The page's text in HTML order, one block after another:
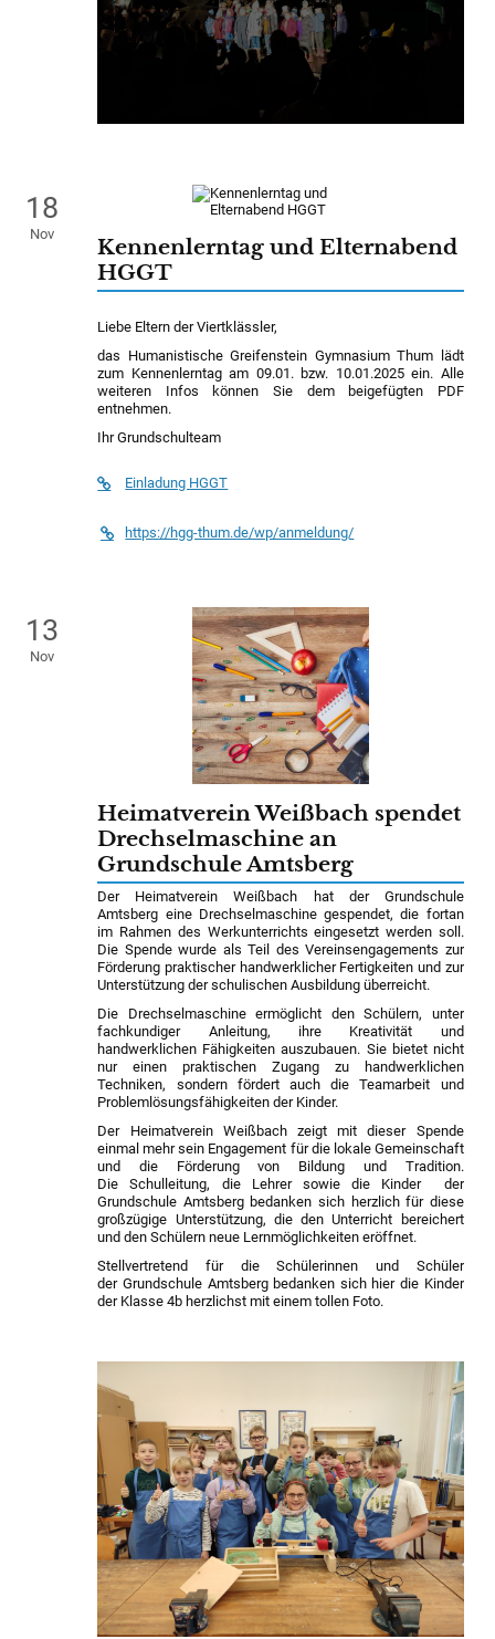
18
Nov
Kennenlerntag und Elternabend
HGGT
Liebe Eltern der Viertklässler,
das Humanistische Greifenstein Gymnasium Thum lädt
zum Kennenlerntag am 09.01. bzw. 10.01.2025 ein. Alle
weiteren Infos können Sie dem beigefügten PDF
entnehmen.
Ihr Grundschulteam
Einladung HGGT
https://hgg-thum.de/wp/anmeldung/
13
Nov
Heimatverein Weißbach spendet
Drechselmaschine an
Grundschule Amtsberg
Der Heimatverein Weißbach hat der Grundschule
Amtsberg eine Drechselmaschine gespendet, die fortan
im Rahmen des Werkunterrichts eingesetzt werden soll.
Die Spende wurde als Teil des Vereinsengagements zur
Förderung praktischer handwerklicher Fertigkeiten und zur
Unterstützung der schulischen Ausbildung überreicht.
Die Drechselmaschine ermöglicht den Schülern, unter
fachkundiger Anleitung, ihre Kreativität und
handwerklichen Fähigkeiten auszubauen. Sie bietet nicht
nur einen praktischen Zugang zu handwerklichen
Techniken, sondern fördert auch die Teamarbeit und
Problemlösungsfähigkeiten der Kinder.
Der Heimatverein Weißbach zeigt mit dieser Spende
einmal mehr sein Engagement für die lokale Gemeinschaft
und die Förderung von Bildung und Tradition.
Die Schulleitung, die Lehrer sowie die Kinder der
Grundschule Amtsberg bedanken sich herzlich für diese
großzügige Unterstützung, die den Unterricht bereichert
und den Schülern neue Lernmöglichkeiten eröffnet.
Stellvertretend für die Schülerinnen und Schüler
der Grundschule Amtsberg bedanken sich hier die Kinder
der Klasse 4b herzlichst mit einem tollen Foto.